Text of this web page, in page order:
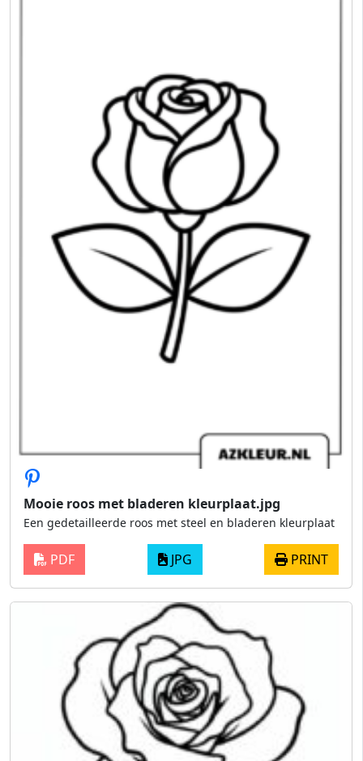
Mooie roos met bladeren kleurplaat.jpg
Een gedetailleerde roos met steel en bladeren kleurplaat
PDF JPG PRINT